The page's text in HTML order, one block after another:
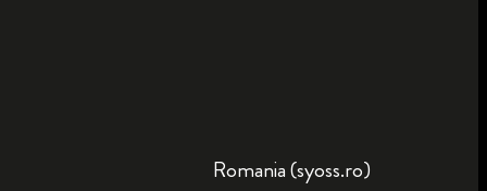
Romania (syoss.ro)